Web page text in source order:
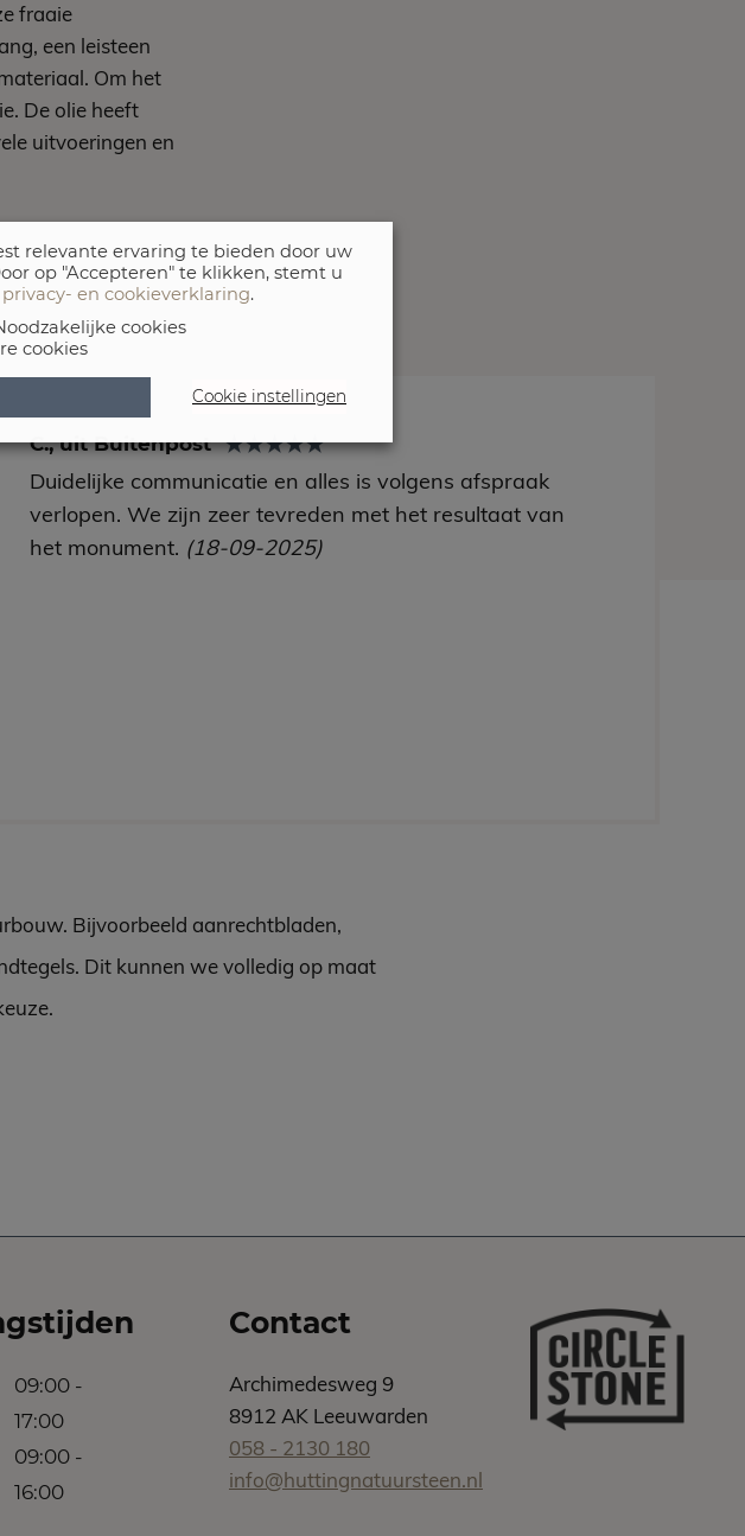
fraaie
een leisteen
Om het
De olie heeft
uitvoeringen en
C., uit Buitenpost
Duidelijke communicatie en alles is volgens afspraak
verlopen. We zijn zeer tevreden met het resultaat van
het monument. (18-09-2025)
Bijvoorbeeld aanrechtbladen,
Dit kunnen we volledig op maat
09:00 -
17:00
09:00 -
16:00
Contact
Archimedesweg 9
8912 AK Leeuwarden
058 - 2130 180
info@huttingnatuursteen.nl
relevante ervaring te bieden door uw
op "Accepteren" te klikken, stemt u
privacy- en cookieverklaring.
cookies
cookies
Cookie instellingen